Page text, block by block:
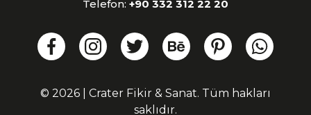
Telefon: +90 332 312 22 20
© 2026 | Crater Fikir & Sanat. Tüm hakları
saklıdır.